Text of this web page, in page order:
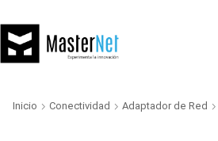
Inicio Conectividad Adaptador de Red